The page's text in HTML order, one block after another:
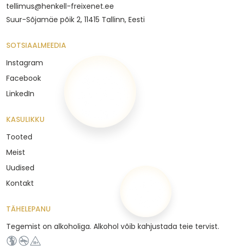
tellimus@henkell-freixenet.ee
Suur-Sõjamäe põik 2, 11415 Tallinn, Eesti
SOTSIAALMEEDIA
Instagram
Facebook
LinkedIn
KASULIKKU
Tooted
Meist
Uudised
Kontakt
TÄHELEPANU
Tegemist on alkoholiga. Alkohol võib kahjustada teie tervist.